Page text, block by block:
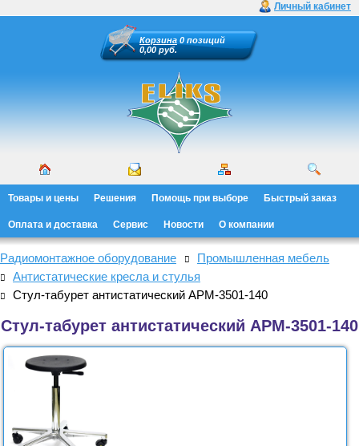
Личный кабинет
Корзина 0 позиций
0,00 руб.
Товары и цены Решения Помощь при выборе Быстрый заказ
Оплата и доставка Сервис Новости О компании
Радиомонтажное оборудование
Промышленная мебель
Антистатические кресла и стулья
Стул-табурет антистатический АРМ-3501-140
Стул-табурет антистатический АРМ-3501-140